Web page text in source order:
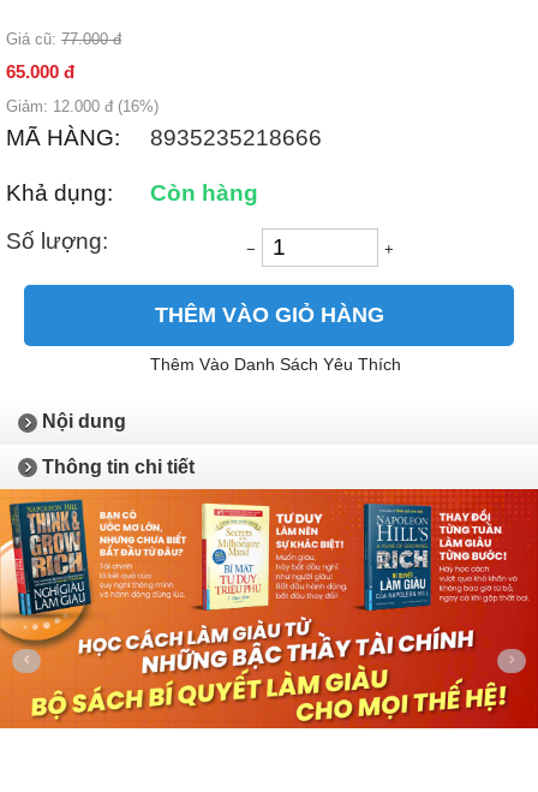
Giá cũ: 77.000 đ
65.000 đ
Giảm: 12.000 đ (16%)
MÃ HÀNG: 8935235218666
Khả dụng:
Còn hàng
Số lượng:
− +
THÊM VÀO GIỎ HÀNG
Thêm Vào Danh Sách Yêu Thích
Nội dung
Thông tin chi tiết